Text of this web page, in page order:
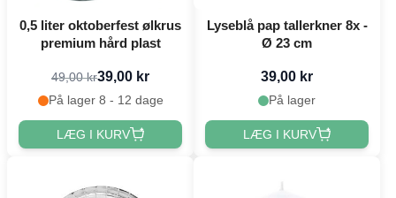
0,5 liter oktoberfest ølkrus
premium hård plast
49,00 kr39,00 kr
På lager 8 - 12 dage
LÆG I KURV
Lyseblå pap tallerkner 8x -
Ø 23 cm
39,00 kr
På lager
LÆG I KURV